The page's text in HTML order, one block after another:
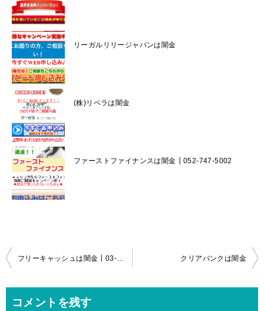
リーガルリリージャパンは闇金
(株)リベラは闇金
ファーストファイナンスは闇金┃052-747-5002
投
クリアバンクは闇金
コメントを残す